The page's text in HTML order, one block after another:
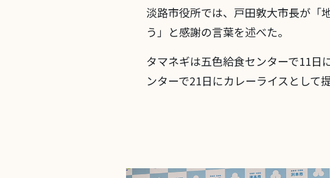
淡路市役所では、戸田敦大市長が「
う」と感謝の言葉を述べた。
タマネギは五色給食センターで11日
ンターで21日にカレーライスとして